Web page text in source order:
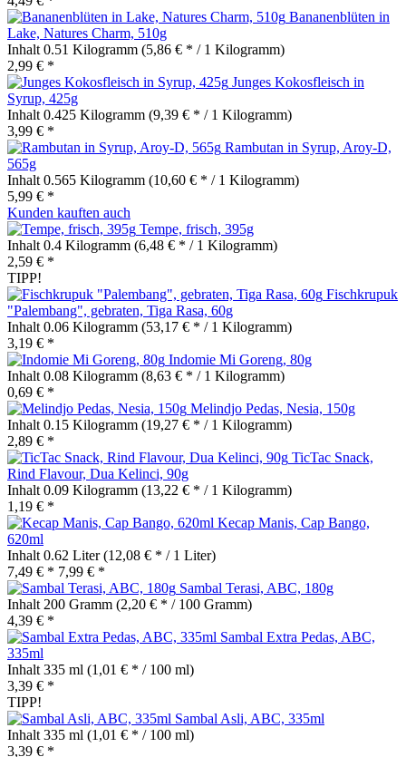
Bananenblüten in
Lake, Natures Charm, 510g
Inhalt 0.51 Kilogramm (5,86 € * / 1 Kilogramm)
2,99 € *
Junges Kokosfleisch in
Syrup, 425g
Inhalt 0.425 Kilogramm (9,39 € * / 1 Kilogramm)
3,99 € *
Rambutan in Syrup, Aroy-D,
565g
Inhalt 0.565 Kilogramm (10,60 € * / 1 Kilogramm)
5,99 € *
Kunden kauften auch
Tempe, frisch, 395g
Inhalt 0.4 Kilogramm (6,48 € * / 1 Kilogramm)
2,59 € *
TIPP!
Fischkrupuk
"Palembang", gebraten, Tiga Rasa, 60g
Inhalt 0.06 Kilogramm (53,17 € * / 1 Kilogramm)
3,19 € *
Indomie Mi Goreng, 80g
Inhalt 0.08 Kilogramm (8,63 € * / 1 Kilogramm)
0,69 € *
Melindjo Pedas, Nesia, 150g
Inhalt 0.15 Kilogramm (19,27 € * / 1 Kilogramm)
2,89 € *
TicTac Snack,
Rind Flavour, Dua Kelinci, 90g
Inhalt 0.09 Kilogramm (13,22 € * / 1 Kilogramm)
1,19 € *
Kecap Manis, Cap Bango,
620ml
Inhalt 0.62 Liter(12,08 € * / 1 Liter)
7,49 € * 7,99 € *
Sambal Terasi, ABC, 180g
Inhalt 200 Gramm (2,20 € * / 100 Gramm)
4,39 € *
Sambal Extra Pedas, ABC,
335ml
Inhalt 335 ml (1,01 € * / 100 ml)
3,39 € *
TIPP!
Sambal Asli, ABC, 335ml
Inhalt 335 ml (1,01 € * / 100 ml)
3,39 € *